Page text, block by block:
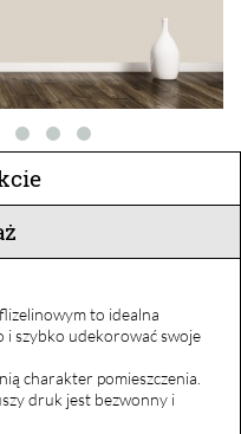
to idealna
i szybko udekorować swoje
charakter pomieszczenia.
druk jest bezwonny i